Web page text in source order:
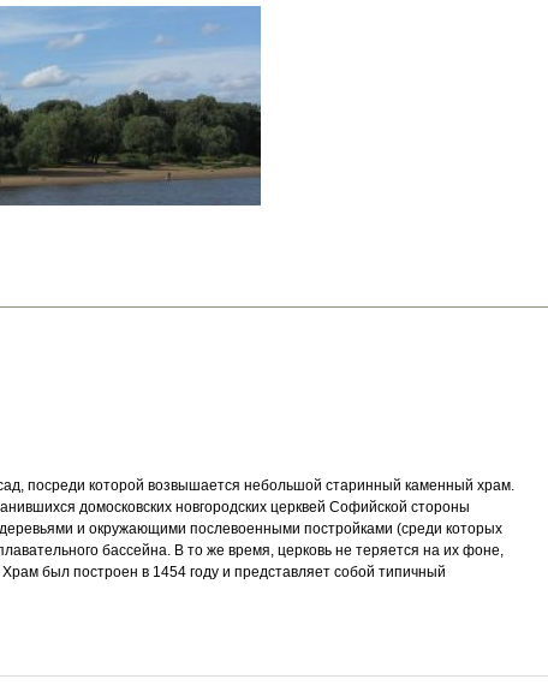
посреди которой возвышается небольшой старинный каменный храм.
домосковских новгородских церквей Софийской стороны
и окружающими послевоенными постройками (среди которых
бассейна. В то же время, церковь не теряется на их фоне,
был построен в 1454 году и представляет собой типичный